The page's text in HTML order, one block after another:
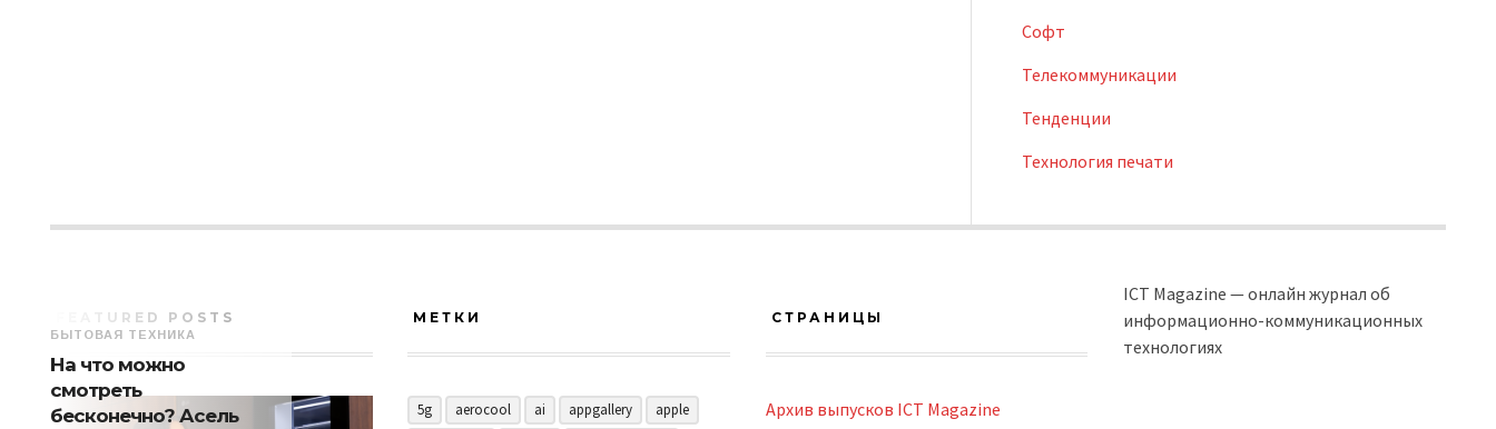
Софт
Телекоммуникации
Тенденции
Технология печати
FEATURED POSTS
БЫТОВАЯ ТЕХНИКА
На что можно
смотреть
бесконечно? Асель
МЕТКИ
5g aerocool ai appgallery
apple
СТРАНИЦЫ
Архив выпусков ICT Magazine
ICT Magazine — онлайн журнал об
информационно-коммуникационных
технологиях